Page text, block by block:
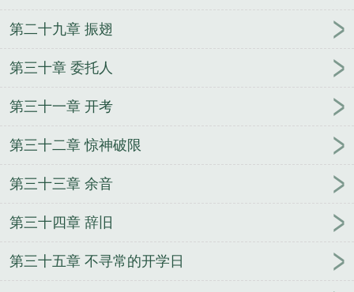
第二十九章 振翅
第三十章 委托人
第三十一章 开考
第三十二章 惊神破限
第三十三章 余音
第三十四章 辞旧
第三十五章 不寻常的开学日